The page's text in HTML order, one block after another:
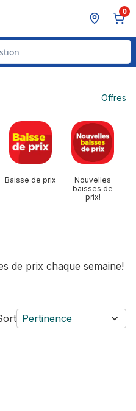
0
Offres
Baisse de prix
Nouvelles
baisses de
prix!
de prix chaque semaine!
Pertinence